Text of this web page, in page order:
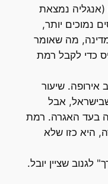
נמצאת
יותר,
מה שאומר
כדי לקבל רמת
שיעור
אבל
האגרה. רמת
היא כזו שלא
שציין יובל.